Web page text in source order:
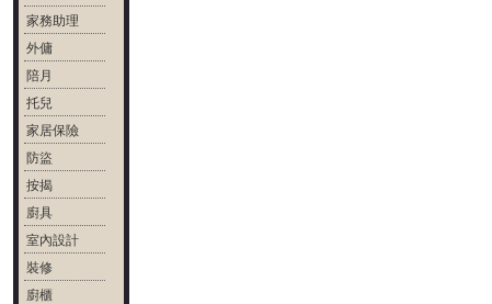
家務助理
外傭
陪月
托兒
家居保險
防盜
按揭
廚具
室內設計
裝修
廚櫃